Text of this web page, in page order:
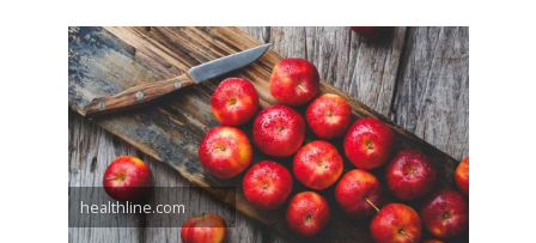
healthline.com